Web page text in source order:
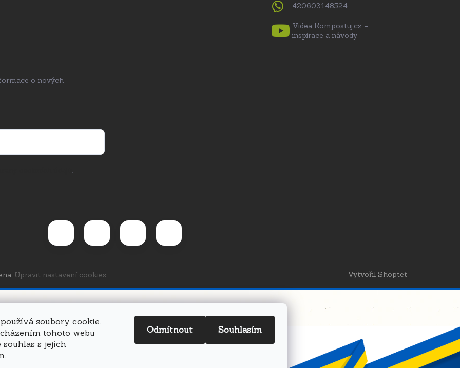
soubory cookie.
tohoto webu
souhlas s jejich
Odmítnout Souhlasím
420603148524
Videa Kompostuj.cz –
inspirace a návody
o nových
.
Vytvořil Shoptet
Upravit nastavení cookies